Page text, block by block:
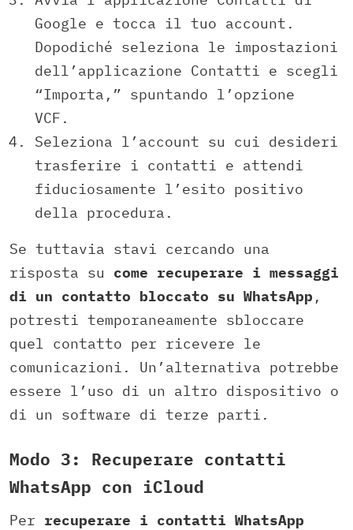
Google e tocca il tuo account.
Dopodiché seleziona le impostazioni
dell’applicazione Contatti e scegli
“Importa,” spuntando l’opzione
VCF.
Seleziona l’account su cui desideri
trasferire i contatti e attendi
fiduciosamente l’esito positivo
della procedura.
Se tuttavia stavi cercando una
risposta su come recuperare i messaggi
di un contatto bloccato su WhatsApp ,
potresti temporaneamente sbloccare
quel contatto per ricevere le
comunicazioni. Un’alternativa potrebbe
essere l’uso di un altro dispositivo o
di un software di terze parti.
Modo 3: Recuperare contatti
WhatsApp con iCloud
Per recuperare i contatti WhatsApp